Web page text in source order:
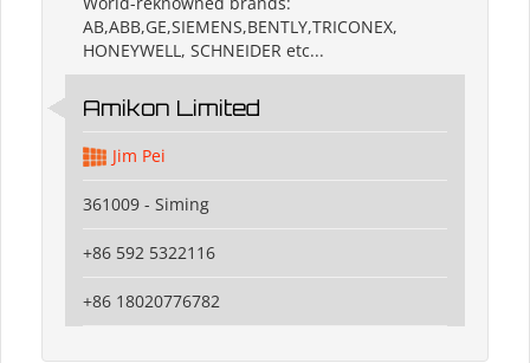
AB,ABB,GE,SIEMENS,BENTLY,TRICONEX,
HONEYWELL, SCHNEIDER etc...
Amikon Limited
Jim Pei
361009 - Siming
+86 592 5322116
+86 18020776782